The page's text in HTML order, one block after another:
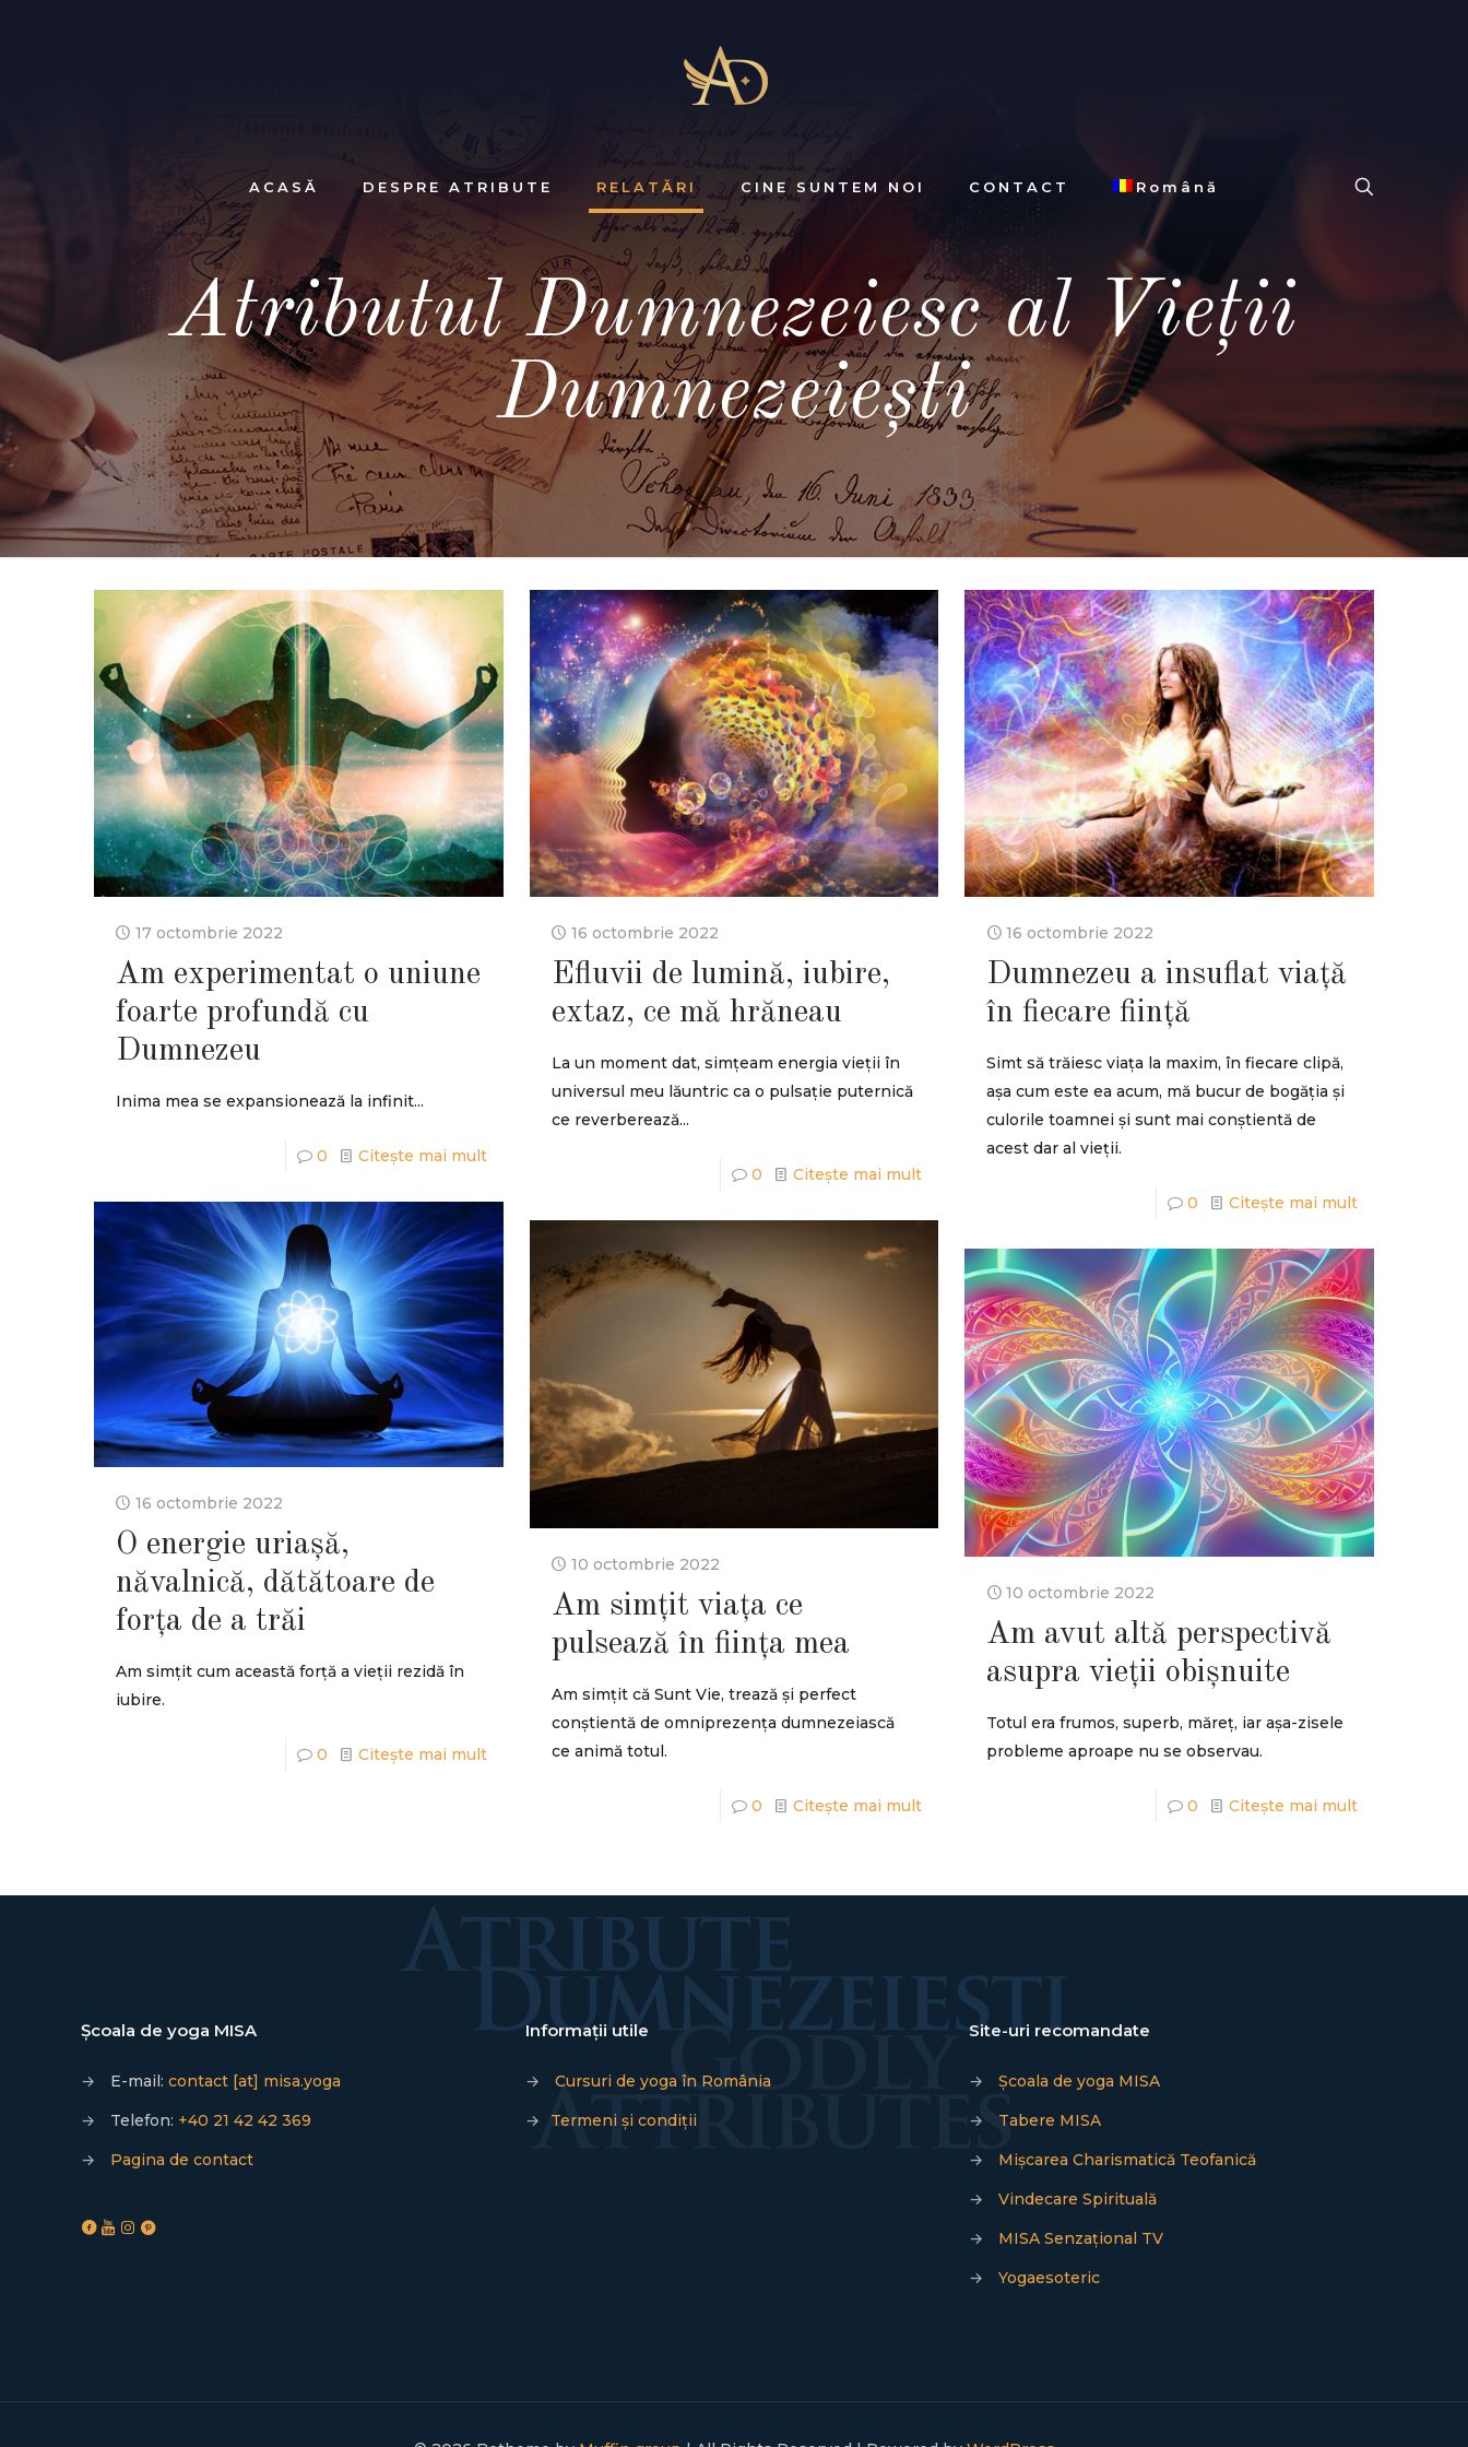
ACASĂ DESPRE ATRIBUTE RELATĂRI CINE SUNTEM NOI CONTACT Română
Atributul Dumnezeiesc al Vieții
Dumnezeiești
17 octombrie 2022
Am experimentat o uniune
foarte profundă cu
Dumnezeu
Inima mea se expansionează la infinit...
0 Citește mai mult
16 octombrie 2022
Efluvii de lumină, iubire,
extaz, ce mă hrăneau
La un moment dat, simțeam energia vieții în
universul meu lăuntric ca o pulsație puternică
ce reverberează...
0 Citește mai mult
16 octombrie 2022
Dumnezeu a insuflat viață
în fiecare ființă
Simt să trăiesc viața la maxim, în fiecare clipă,
așa cum este ea acum, mă bucur de bogăția și
culorile toamnei și sunt mai conștientă de
acest dar al vieții.
0 Citește mai mult
16 octombrie 2022
O energie uriașă,
năvalnică, dătătoare de
forța de a trăi
Am simțit cum această forță a vieții rezidă în
iubire.
0 Citește mai mult
10 octombrie 2022
Am simțit viața ce
pulsează în ființa mea
Am simțit că Sunt Vie, trează și perfect
conștientă de omniprezența dumnezeiască
ce animă totul.
0 Citește mai mult
10 octombrie 2022
Am avut altă perspectivă
asupra vieții obișnuite
Totul era frumos, superb, măreț, iar așa-zisele
probleme aproape nu se observau.
0 Citește mai mult
Școala de yoga MISA
→ E-mail: contact [at] misa.yoga
→
Telefon: +40 21 42 42 369
→
Pagina de contact
Informații utile
→
Cursuri de yoga în România
→
Termeni și condiții
Site-uri recomandate
→
Școala de yoga MISA
→
Tabere MISA
→
Mișcarea Charismatică Teofanică
→
Vindecare Spirituală
→
MISA Senzațional TV
→
Yogaesoteric